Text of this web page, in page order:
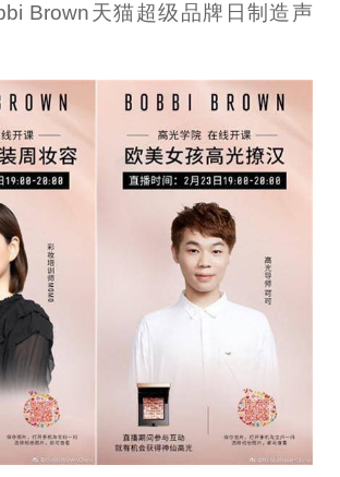
Brown天猫超级品牌日制造声